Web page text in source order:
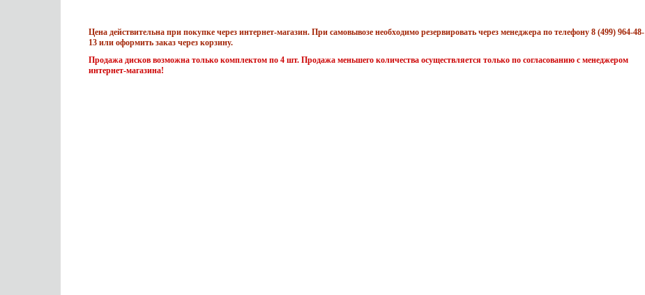
Цена действительна при покупке через интернет-магазин. При самовывозе необходимо резервировать через менеджера по телефону 8 (499) 964-48-
13 или оформить заказ через корзину.
Продажа дисков возможна только комплектом по 4 шт. Продажа меньшего количества осуществляется только по согласованию с менеджером
интернет-магазина!